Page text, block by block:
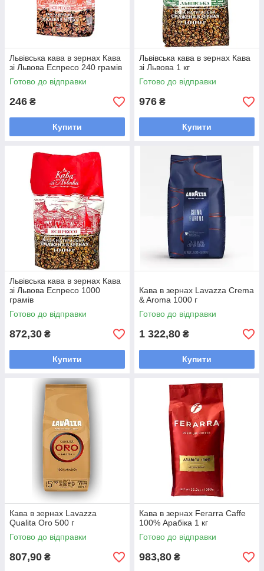
Львівська кава в зернах Кава
зі Львова Еспресо 240 грамів
Готово до відправки
246 ₴
Купити
Львівська кава в зернах Кава
зі Львова 1 кг
Готово до відправки
976 ₴
Купити
Львівська кава в зернах Кава
зі Львова Еспресо 1000
грамів
Готово до відправки
872,30 ₴
Купити
Кава в зернах Lavazza Crema
& Aroma 1000 г
Готово до відправки
1 322,80 ₴
Купити
Кава в зернах Lavazza
Qualita Oro 500 г
Готово до відправки
807,90 ₴
Кава в зернах Ferarra Caffe
100% Арабіка 1 кг
Готово до відправки
983,80 ₴